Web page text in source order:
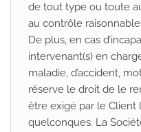
de tout type ou toute
au contrôle
De plus, en cas
intervenant(s) en
maladie, d’accident,
réserve le droit de le
être exigé par le Client
quelconques. La